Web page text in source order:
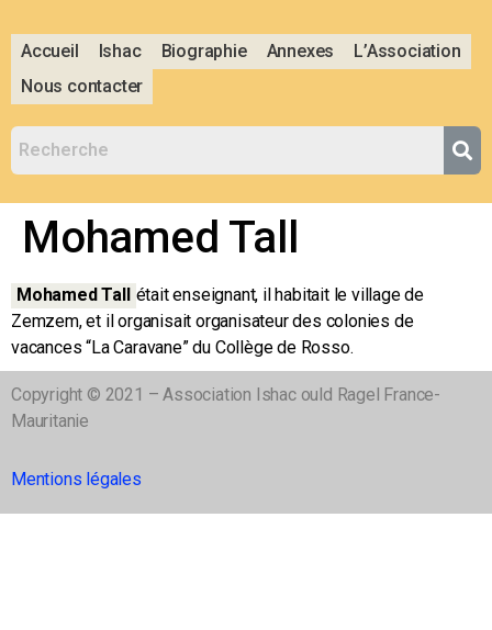
Accueil Ishac Biographie Annexes
L’Association
Nous contacter
Mohamed Tall
Mohamed Tall était enseignant, il habitait le village de
Zemzem, et il organisait organisateur des colonies de
vacances “La Caravane” du Collège de Rosso.
Copyright © 2021 – Association Ishac ould Ragel France-
Mauritanie
Mentions légales